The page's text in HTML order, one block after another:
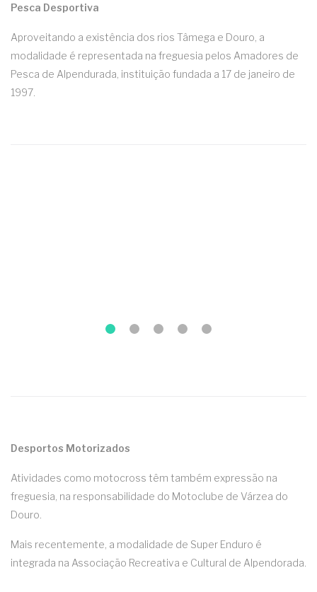
Pesca Desportiva
Aproveitando a existência dos rios Tâmega e Douro, a
modalidade é representada na freguesia pelos Amadores de
Pesca de Alpendurada, instituição fundada a 17 de janeiro de
1997.
Desportos Motorizados
Atividades como motocross têm também expressão na
freguesia, na responsabilidade do Motoclube de Várzea do
Douro.
Mais recentemente, a modalidade de Super Enduro é
integrada na Associação Recreativa e Cultural de Alpendorada.